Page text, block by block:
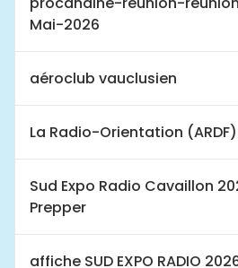
Mai-2026
aéroclub vauclusien
La Radio-Orientation (ARDF)
Sud Expo Radio Cavaillon
Prepper
affiche SUD EXPO RADIO